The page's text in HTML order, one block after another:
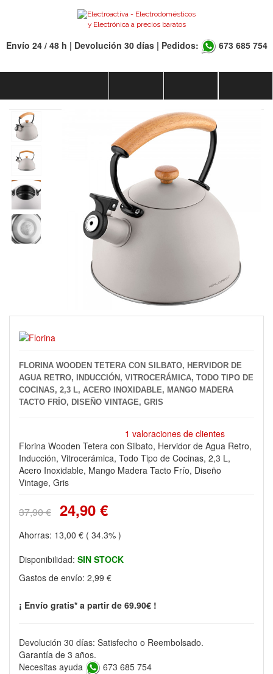
Envío 24 / 48 h | Devolución 30 días | Pedidos: 673 685 754
FLORINA WOODEN TETERA CON SILBATO, HERVIDOR DE
AGUA RETRO, INDUCCIÓN, VITROCERÁMICA, TODO TIPO DE
COCINAS, 2,3 L, ACERO INOXIDABLE, MANGO MADERA
TACTO FRÍO, DISEÑO VINTAGE, GRIS
1 valoraciones de clientes
Florina Wooden Tetera con Silbato, Hervidor de Agua Retro,
Inducción, Vitrocerámica, Todo Tipo de Cocinas, 2,3 L,
Acero Inoxidable, Mango Madera Tacto Frío, Diseño
Vintage, Gris
37,90 € 24,90 €
Ahorras: 13,00 € ( 34.3% )
Disponibilidad: SIN STOCK
Gastos de envío: 2,99 €
¡ Envío gratis* a partir de 69.90€ !
Devolución 30 días: Satisfecho o Reembolsado.
Garantía de 3 años.
Necesitas ayuda
673 685 754